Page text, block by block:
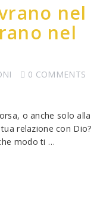
nel
nel
0 COMMENTS
o anche solo alla
relazione con Dio?
modo ti …